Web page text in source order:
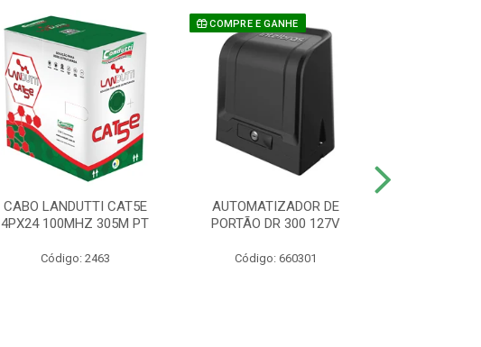
CABO LANDUTTI CAT5E
4PX24 100MHZ 305M PT
Código: 2463
COMPRE E GANHE
AUTOMATIZADOR DE
PORTÃO DR 300 127V
Código: 660301